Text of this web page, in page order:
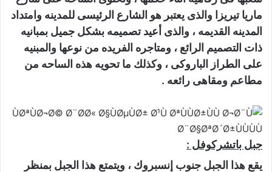
ماريا تيريزا والذى يعتبر هو الشارع الرئيسى للمدينه وامتداد
المدينه القديمه ، والذى أعيد تصميمه بشكل جميل بمبانيه
ذات التصميم الرائع ، ومتاجره الفريده من نوعها والمبنيه
على الطراز الباروكى ، وكذلك ما تحويه هذه الساحه من
مطاعم ومقاهى رائعه .
جبل باتشركوفل :
يقع هذا الجبل جنوب إنسبروك ، ويتمتع هذا الجبل بمنظر